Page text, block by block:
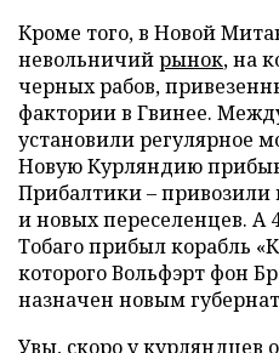
Кроме того, в Новой
невольничийрынок, на
черных рабов,
фактории в Гвинее.
установили регулярное
Новую Курляндию
Прибалтики –
и новых переселенцев. А
Тобаго прибыл корабль
которого Вольфэрт фон
назначен новым
Увы, скоро у курляндцев